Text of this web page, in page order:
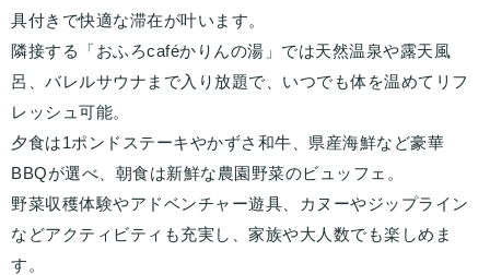
具付きで快適な滞在が叶います。
隣接する「おふろcaféかりんの湯」では天然温泉や露天風
呂、バレルサウナまで入り放題で、いつでも体を温めてリフ
レッシュ可能。
夕食は1ポンドステーキやかずさ和牛、県産海鮮など豪華
BBQが選べ、朝食は新鮮な農園野菜のビュッフェ。
野菜収穫体験やアドベンチャー遊具、カヌーやジップライン
などアクティビティも充実し、家族や大人数でも楽しめま
す。